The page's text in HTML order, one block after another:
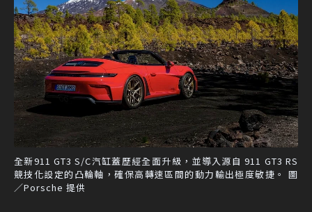
全新911 GT3 S/C汽缸蓋歷經全面升級，並導入源自 911 GT3 RS
競技化設定的凸輪軸，確保高轉速區間的動力輸出極度敏捷。 圖
／Porsche 提供